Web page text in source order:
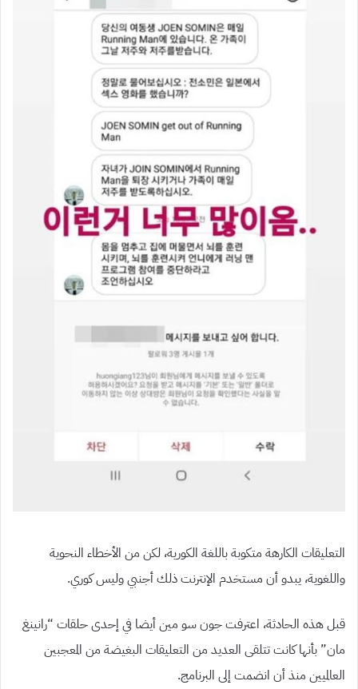
التعليقات الكارهة متكوبة باللغة الكورية، لكن من الأخطاء النحوية
واللغوية، يبدو أن مستخدم الإنترنت ذلك أجنبي وليس كوري.
قبل هذه الحادثة، اعترفت جون سو مين أيضا في إحدى حلقات “رانينغ
مان” بأنها كانت تتلقى العديد من التعليقات البغيضة من المعجبين
العالميين منذ أن انضمت إلى البرنامج.